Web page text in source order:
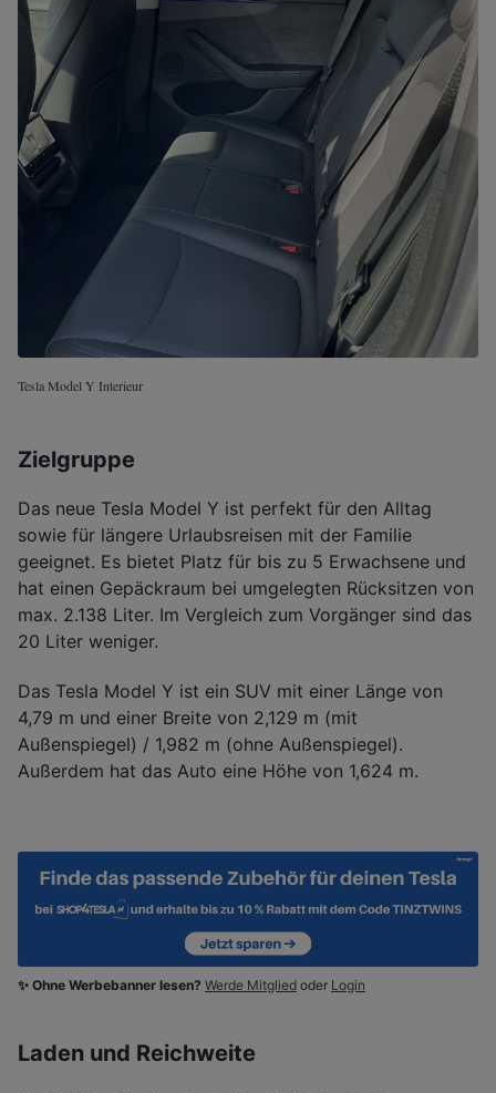
Tesla Model Y Interieur
Zielgruppe
Das neue Tesla Model Y ist perfekt für den Alltag
sowie für längere Urlaubsreisen mit der Familie
geeignet. Es bietet Platz für bis zu 5 Erwachsene und
hat einen Gepäckraum bei umgelegten Rücksitzen von
max. 2.138 Liter. Im Vergleich zum Vorgänger sind das
20 Liter weniger.
Das Tesla Model Y ist ein SUV mit einer Länge von
4,79 m und einer Breite von 2,129 m (mit
Außenspiegel) / 1,982 m (ohne Außenspiegel).
Außerdem hat das Auto eine Höhe von 1,624 m.
✨ Ohne Werbebanner lesen? Werde Mitglied oder Login
Laden und Reichweite